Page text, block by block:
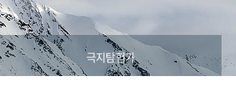
극지탐험가